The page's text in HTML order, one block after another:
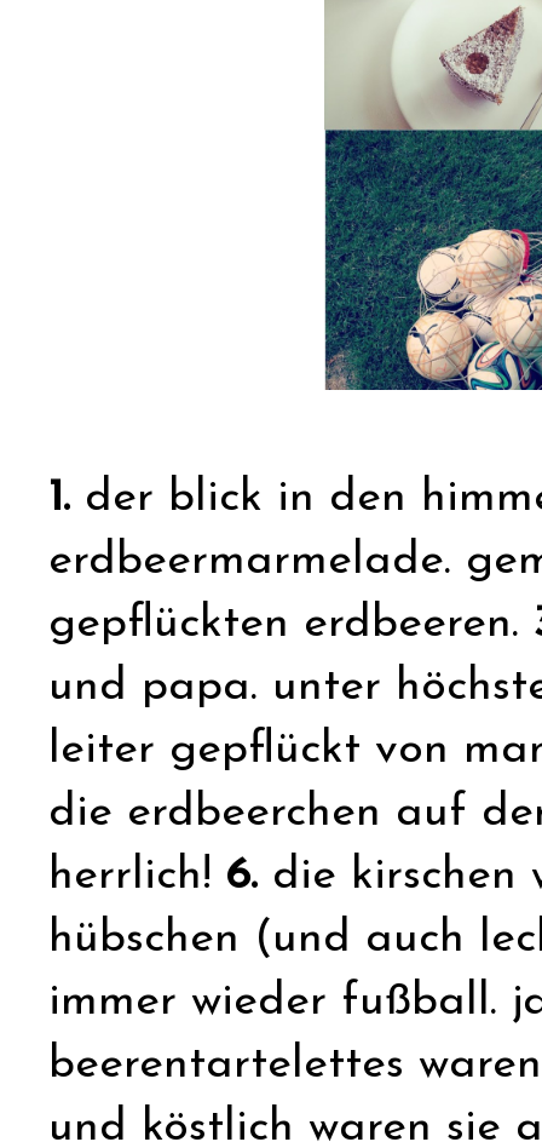
1. der blick in den
erdbeermarmelade.
gepflückten erdbeeren.
und papa. unter
leiter gepflückt von
die erdbeerchen auf
herrlich! 6. die kirschen
hübschen (und auch
immer wieder fußball.
beerentartelettes
und köstlich waren sie